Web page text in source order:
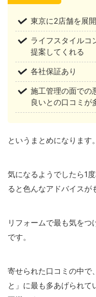
東京に2店舗を展
ライフスタイルコ
提案してくれる
各社保証あり
施工管理の面での
良いとの口コミが
というまとめになります。
気になるようでしたら1
ると色んなアドバイスが
リフォームで最も気をつ
です。
寄せられた口コミの中で
と」に最も多あげられ